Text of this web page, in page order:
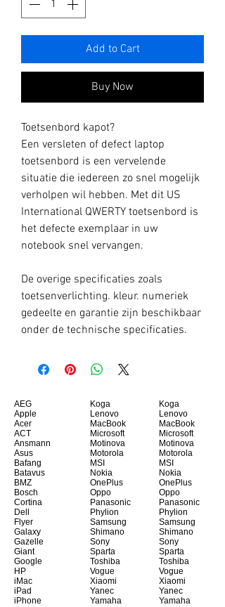
Add to Cart
Buy Now
Toetsenbord kapot?
Een versleten of defect laptop
toetsenbord is een vervelende
situatie die iedereen zo snel mogelijk
verholpen wil hebben. Met dit US
International QWERTY toetsenbord is
het defecte exemplaar in uw
notebook snel vervangen.
De overige specificaties zoals
toetsenverlichting. kleur. numeriek
gedeelte en garantie zijn beschikbaar
onder de technische specificaties.
AEG
Apple
Acer
ACT
Ansmann
Asus
Bafang
Batavus
BMZ
Bosch
Cortina
Dell
Flyer
Galaxy
Gazelle
Giant
Google
HP
iMac
iPad
iPhone
Koga
Lenovo
MacBook
Microsoft
Motinova
Motorola
MSI
Nokia
OnePlus
Oppo
Panasonic
Phylion
Samsung
Shimano
Sony
Sparta
Toshiba
Vogue
Xiaomi
Yanec
Yamaha
Koga
Lenovo
MacBook
Microsoft
Motinova
Motorola
MSI
Nokia
OnePlus
Oppo
Panasonic
Phylion
Samsung
Shimano
Sony
Sparta
Toshiba
Vogue
Xiaomi
Yanec
Yamaha